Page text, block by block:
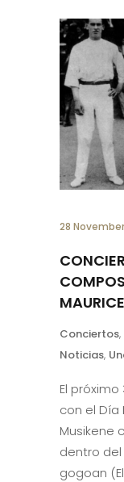
28
Conciertos,
Noticias,
El
con el Día
Musikene
dentro del
gogoan